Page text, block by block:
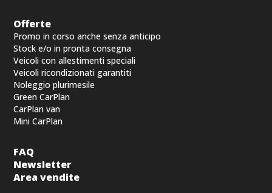
Offerte
Promo in corso anche senza anticipo
Stock e/o in pronta consegna
Veicoli con allestimenti speciali
Veicoli ricondizionati garantiti
Noleggio plurimesile
Green CarPlan
CarPlan van
Mini CarPlan
FAQ
Newsletter
Area vendite